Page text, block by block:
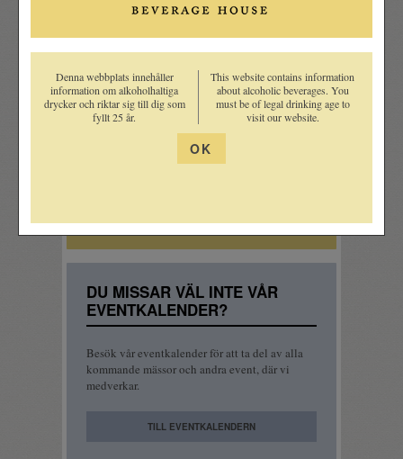
Bulgariskt rödvin med toner av
Bordeaux
3 juni, 2024
Bonfantes stjärnvin i ny årgång
29 februari, 2024
Ny whisky från Duncan Taylor!
DU MISSAR VÄL INTE VÅR
EVENTKALENDER?
Besök vår eventkalender för att ta del av alla
kommande mässor och andra event, där vi
medverkar.
TILL EVENTKALENDERN
Denna webbplats innehåller
information om alkoholhaltiga
drycker och riktar sig till dig som
fyllt 25 år.
This website contains information
about alcoholic beverages. You
must be of legal drinking age to
visit our website.
OK